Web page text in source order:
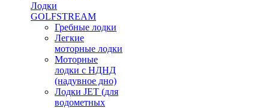
Лодки
GOLFSTREAM
Гребные лодки
Легкие
моторные лодки
Моторные
лодки с НДНД
(надувное дно)
Лодки JET (для
водометных